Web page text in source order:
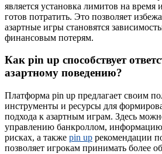
является установка лимитов на время
готов потратить. Это позволяет
азартные игры становятся
финансовым потерям.
Как pin up способствует
азартному поведению?
Платформа pin up предлагает своим
инструменты и ресурсы для
подхода к азартным играм. Здесь
управлению банкроллом, информацию
рисках, а также pin up рекомендации
позволяет игрокам принимать более